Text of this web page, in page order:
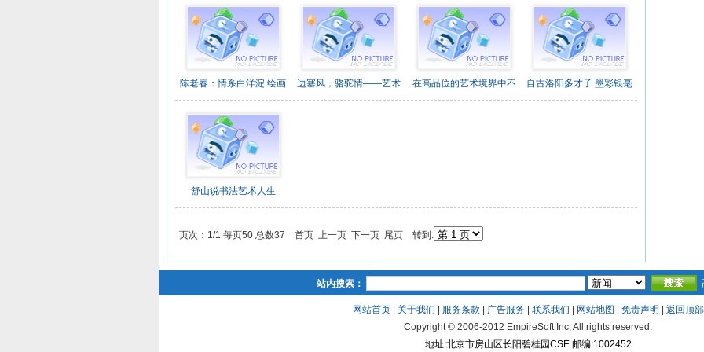
陈老春：情系白洋淀 绘画 边塞风，骆驼情——艺术 在高品位的艺术境界中不 自古洛阳多才子 墨彩银毫
舒山说书法艺术人生
页次：1/1 每页50 总数37 首页 上一页 下一页 尾页 转到:
站内搜索：
网站首页| 关于我们 服务条款 广告服务| 联系我们 网站地图 免责声明
返回顶部
Copyright © 2006-2012 EmpireSoft Inc, All rights reserved.
地址:北京市房山区长阳碧桂园CSE 邮编:1002452